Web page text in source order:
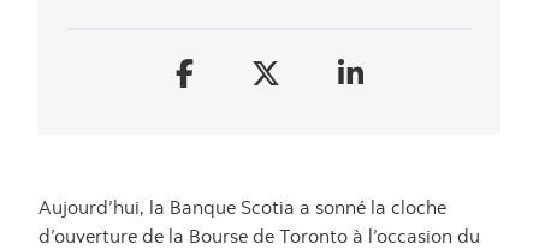
Aujourd’hui, la Banque Scotia a sonné la cloche
d’ouverture de la Bourse de Toronto à l’occasion du